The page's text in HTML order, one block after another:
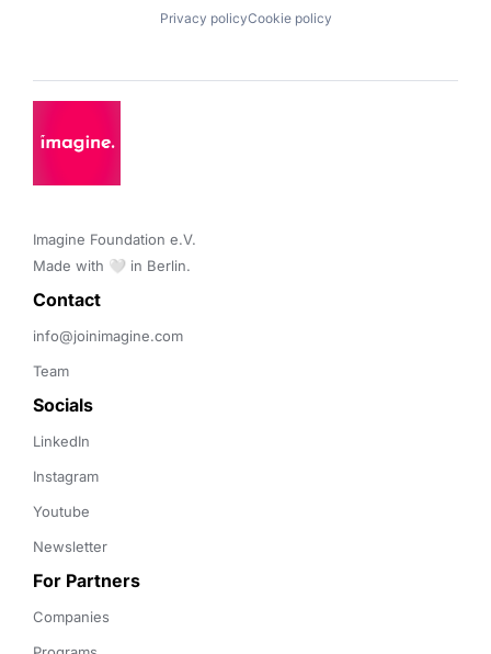
Privacy policyCookie policy
Imagine Foundation e.V.
Made with 🤍 in Berlin.
Contact
info@joinimagine.com
Team
Socials
LinkedIn
Instagram
Youtube
Newsletter
For Partners
Companies